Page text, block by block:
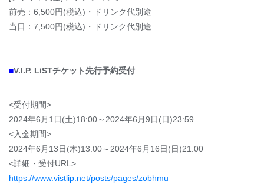
前売：6,500円(税込)・ドリンク代別途
当日：7,500円(税込)・ドリンク代別途
■V.I.P. LiSTチケット先行予約受付
<受付期間>
2024年6月1日(土)18:00～2024年6月9日(日)23:59
<入金期間>
2024年6月13日(木)13:00～2024年6月16日(日)21:00
<詳細・受付URL>
https://www.vistlip.net/posts/pages/zobhmu